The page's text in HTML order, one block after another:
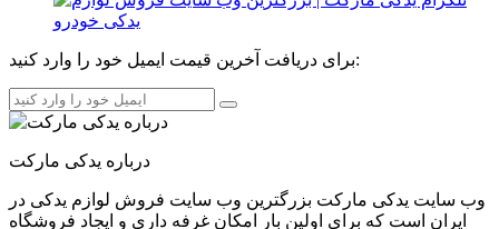
برای دریافت آخرین قیمت ایمیل خود را وارد کنید:
درباره یدکی مارکت
وب سایت یدکی مارکت بزرگترین وب سایت فروش لوازم یدکی در
ایران است که برای اولین بار امکان غرفه داری و ایجاد فروشگاه